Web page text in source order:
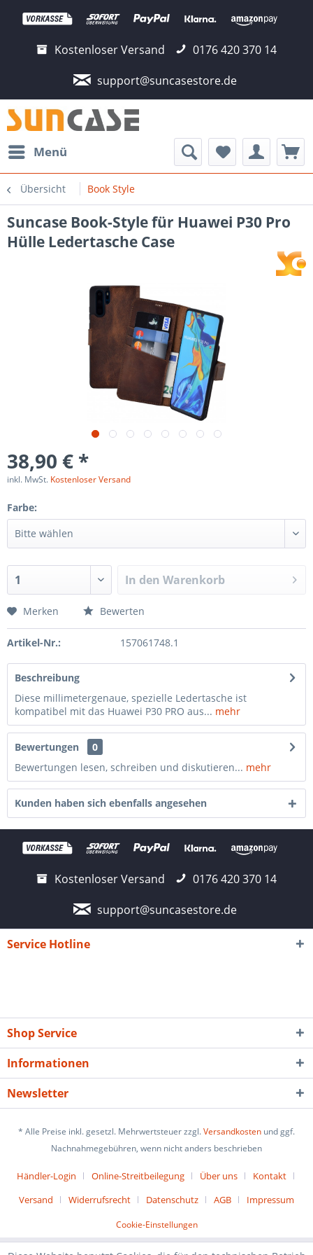
Kostenloser Versand
0176 420 370 14
support@suncasestore.de
Menü
Übersicht Book Style
Suncase Book-Style für Huawei P30 Pro
Hülle Ledertasche Case
38,90 € *
inkl. MwSt. Kostenloser Versand
Farbe:
In den Warenkorb
Merken Bewerten
Artikel-Nr.: 157061748.1
Beschreibung
Diese millimetergenaue, spezielle Ledertasche ist
kompatibel mit das Huawei P30 PRO aus... mehr
Bewertungen
0
Bewertungen lesen, schreiben und diskutieren... mehr
Kunden haben sich ebenfalls angesehen
Kostenloser Versand
0176 420 370 14
support@suncasestore.de
Service Hotline
Shop Service
Informationen
Newsletter
* Alle Preise inkl. gesetzl. Mehrwertsteuer zzgl.Versandkosten und ggf.
Nachnahmegebühren, wenn nicht anders beschrieben
Händler-Login Online-Streitbeilegung Über uns
Kontakt
Versand
Widerrufsrecht Datenschutz AGB Impressum
Cookie-Einstellungen